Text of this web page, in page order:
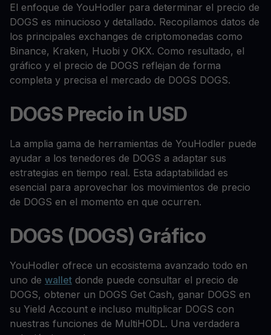
El enfoque de YouHodler para determinar el precio de
DOGS es minucioso y detallado. Recopilamos datos de
los principales exchanges de criptomonedas como
Binance, Kraken, Huobi y OKX. Como resultado, el
gráfico y el precio de DOGS reflejan de forma
completa y precisa el mercado de DOGS DOGS.
DOGS Precio in USD
La amplia gama de herramientas de YouHodler puede
ayudar a los tenedores de DOGS a adaptar sus
estrategias en tiempo real. Esta adaptabilidad es
esencial para aprovechar los movimientos de precio
de DOGS en el momento en que ocurren.
DOGS (DOGS) Gráfico
YouHodler ofrece un ecosistema avanzado todo en
uno de wallet donde puede consultar el precio de
DOGS, obtener un DOGS Get Cash, ganar DOGS en
su Yield Account e incluso multiplicar DOGS con
nuestras funciones de MultiHODL. Una verdadera